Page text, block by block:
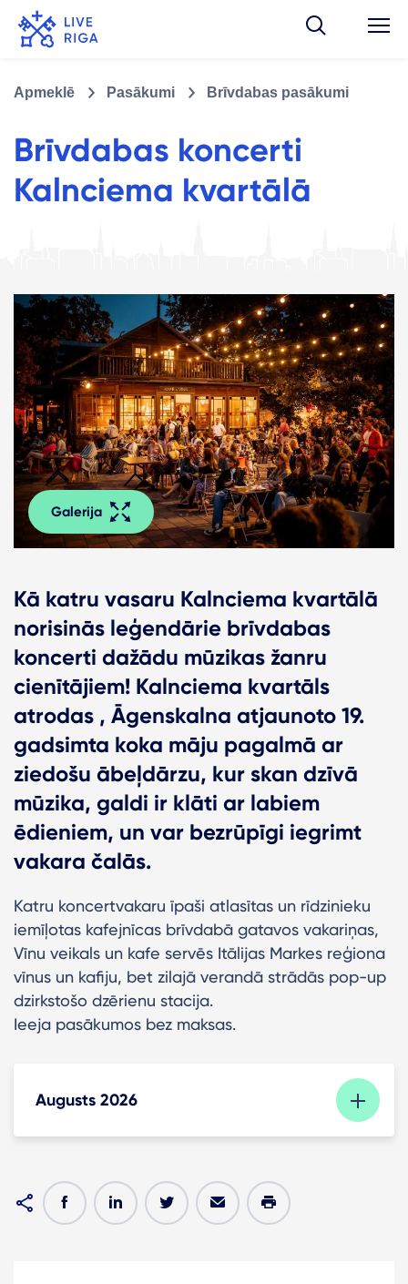
Apmeklē Pasākumi Brīvdabas pasākumi
Brīvdabas koncerti
Kalnciema kvartālā
Galerija
Kā katru vasaru Kalnciema kvartālā
norisinās leģendārie brīvdabas
koncerti dažādu mūzikas žanru
cienītājiem! Kalnciema kvartāls
atrodas , Āgenskalna atjaunoto 19.
gadsimta koka māju pagalmā ar
ziedošu ābeļdārzu, kur skan dzīvā
mūzika, galdi ir klāti ar labiem
ēdieniem, un var bezrūpīgi iegrimt
vakara čalās.
Katru koncertvakaru īpaši atlasītas un rīdzinieku
iemīļotas kafejnīcas brīvdabā gatavos vakariņas,
Vīnu veikals un kafe servēs Itālijas Markes reģiona
vīnus un kafiju, bet zilajā verandā strādās pop-up
dzirkstošo dzērienu stacija.
Ieeja pasākumos bez maksas.
Augusts 2026